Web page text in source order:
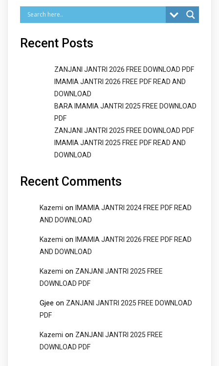
Recent Posts
ZANJANI JANTRI 2026 FREE DOWNLOAD PDF
IMAMIA JANTRI 2026 FREE PDF READ AND
DOWNLOAD
BARA IMAMIA JANTRI 2025 FREE DOWNLOAD
PDF
ZANJANI JANTRI 2025 FREE DOWNLOAD PDF
IMAMIA JANTRI 2025 FREE PDF READ AND
DOWNLOAD
Recent Comments
Kazemi on
IMAMIA JANTRI 2024 FREE PDF READ
AND DOWNLOAD
Kazemi on
IMAMIA JANTRI 2026 FREE PDF READ
AND DOWNLOAD
Kazemi on ZANJANI JANTRI 2025 FREE
DOWNLOAD PDF
Gjee on ZANJANI JANTRI 2025 FREE DOWNLOAD
PDF
Kazemi on ZANJANI JANTRI 2025 FREE
DOWNLOAD PDF